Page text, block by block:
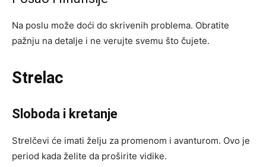
Na poslu može doći do skrivenih problema. Obratite
pažnju na detalje i ne verujte svemu što čujete.
Strelac
Sloboda i kretanje
Strelčevi će imati želju za promenom i avanturom. Ovo je
period kada želite da proširite vidike.